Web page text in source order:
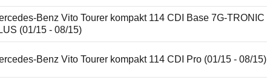
Benz Vito Tourer kompakt 114 CDI Base 7G-TRONIC
(01/15 - 08/15)
Benz Vito Tourer kompakt 114 CDI Pro (01/15 - 08/15)